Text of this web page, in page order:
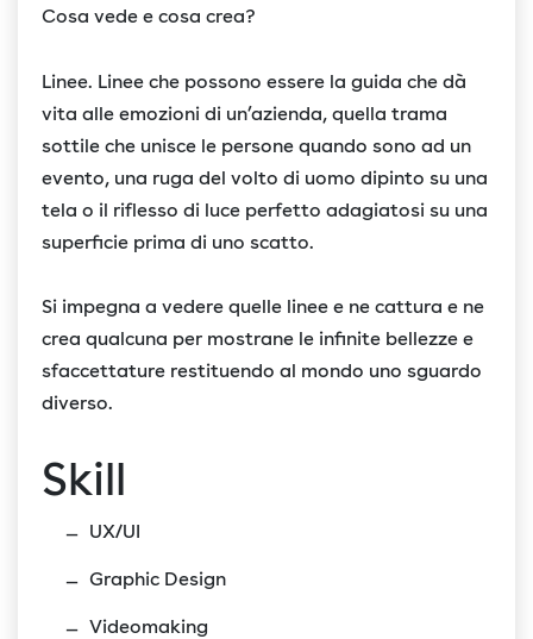
Cosa vede e cosa crea?
Linee. Linee che possono essere la guida che dà
vita alle emozioni di un’azienda, quella trama
sottile che unisce le persone quando sono ad un
evento, una ruga del volto di uomo dipinto su una
tela o il riflesso di luce perfetto adagiatosi su una
superficie prima di uno scatto.
Si impegna a vedere quelle linee e ne cattura e ne
crea qualcuna per mostrane le infinite bellezze e
sfaccettature restituendo al mondo uno sguardo
diverso.
Skill
UX/UI
Graphic Design
Videomaking